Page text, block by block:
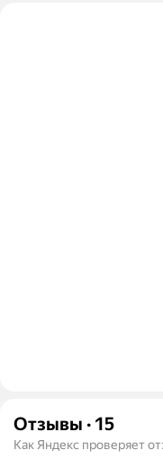
Отзывы · 15
Как Яндекс проверяет